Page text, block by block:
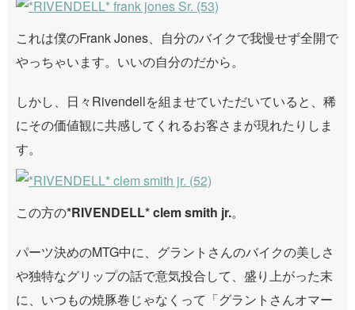
これは僕のFrank Jones、自分のバイクで我慢せず全開で
やっちゃいます。いいの自分のだから。
しかし、日々Rivendellを組ませていただいていると、稀
にその価値観に共感してくれるお客さまが現れたりしま
す。
この方の*RIVENDELL* clem smith jr.。
パーツ決めのMTG中に、グラントさんのバイクの美しさ
や独特なグリップの話で意気投合して、盛り上がった末
に、いつもの焼豚巻じゃなくって「グラントさんオマー